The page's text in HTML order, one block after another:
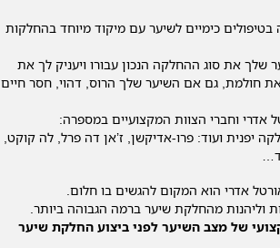
כימיים לשיער עם מיקוד מיוחד בהחלקות
את סוג ההחלקה הנכון עבורו ויעניק לך את
חולמת, גם אם השיער שלך הרוס, דהוי, חסר חיים
אדרי וחברי הצוות המקצועיים במספרה:
יפנית ועוד: פרו-אדיקשן, ז’אן דה פרל, לה קוקט,
אדרי הוא המקום להגשים בו חלום.
וליהנות מהחלקת שיער ברמה הגבוהה ביותר.
של מצב השיער לפני ביצוע החלקת שיער